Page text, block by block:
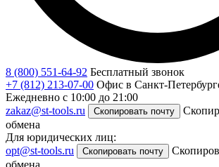
8 (800) 551-64-92 Бесплатный звонок
+7 (812) 213-07-00 Офис в Санкт-
Ежедневно с 10:00 до 21:00
zakaz@st-tools.ru
Скопировать почту
обмена
Для юридических лиц:
opt@st-tools.ru
Скопировать почту
обмена